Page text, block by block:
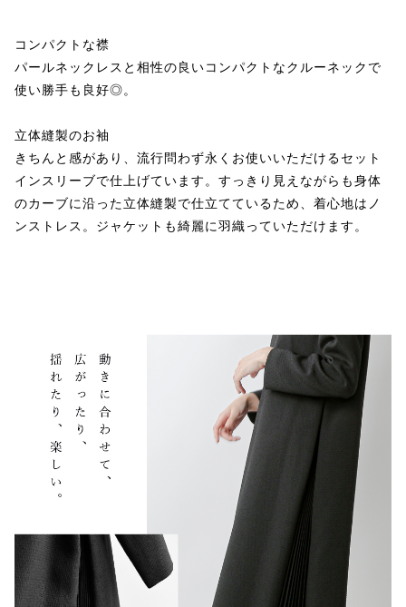
コンパクトな襟
パールネックレスと相性の良いコンパクトなクルーネックで
使い勝手も良好◎。
立体縫製のお袖
きちんと感があり、流行問わず永くお使いいただけるセット
インスリーブで仕上げています。すっきり見えながらも身体
のカーブに沿った立体縫製で仕立てているため、着心地はノ
ンストレス。ジャケットも綺麗に羽織っていただけます。